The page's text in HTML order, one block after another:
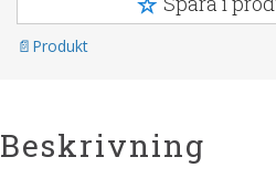
Produkt
Beskrivning